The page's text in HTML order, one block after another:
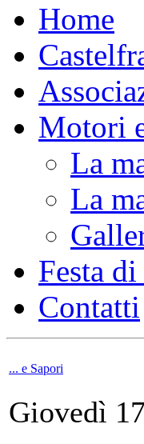
Home
Motori
La
La
Festa
Contatti
... e Sapori
Giovedì